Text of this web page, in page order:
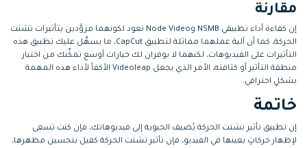
مقارنة
إن كفاءة أداء تطبيقي NSMB وNode Video تعود لكونهما مزوَّدين بتأثيرات تشتت
الحركة، كما أن آلية عملهما مماثلة لتطبيق CapCut، ما يسهِّل عليك تطبيق هذه
التأثيرات على الفيديوهات، لكنهما لا يوفران لك خيارات أوسع تمكِّنك من اختيار
منطقة التأثير أو كثافته، الأمر الذي يجعل Videoleap الأكفأ لأداء هذه المهمة
بشكلٍ احترافي.
خاتمة
إن تطبيق تأثير تشتت الحركة يُضيف الحيوية إلى فيديوهاتك، فإن كنت تسعى
لإظهار حركاتٍ بعينها في الفيديو، فإن تأثير تشتت الحركة كفيل بتحسين مظهرها،